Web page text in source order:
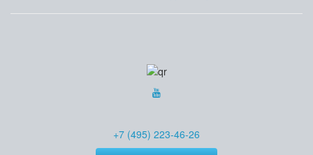
+7 (495) 223-46-26